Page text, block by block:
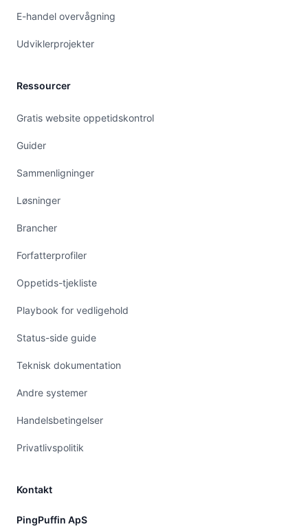
E-handel overvågning
Udviklerprojekter
Ressourcer
Gratis website oppetidskontrol
Guider
Sammenligninger
Løsninger
Brancher
Forfatterprofiler
Oppetids-tjekliste
Playbook for vedligehold
Status-side guide
Teknisk dokumentation
Andre systemer
Handelsbetingelser
Privatlivspolitik
Kontakt
PingPuffin ApS